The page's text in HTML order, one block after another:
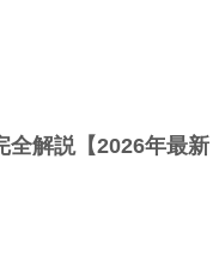
全解説【2026年最新